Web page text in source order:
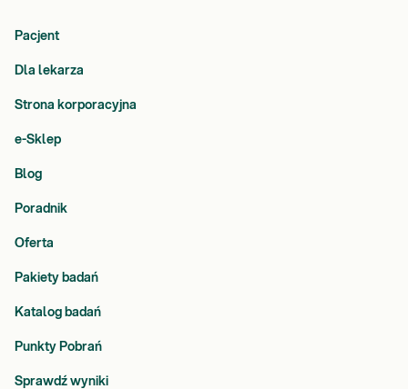
Pacjent
Dla lekarza
Strona korporacyjna
e-Sklep
Blog
Poradnik
Oferta
Pakiety badań
Katalog badań
Punkty Pobrań
Sprawdź wyniki